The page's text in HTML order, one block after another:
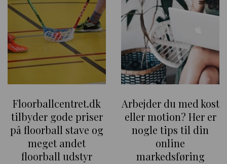
Floorballcentret.dk
tilbyder gode priser
på floorball stave og
meget andet
floorball udstyr
Arbejder du med kost
eller motion? Her er
nogle tips til din
online
markedsføring